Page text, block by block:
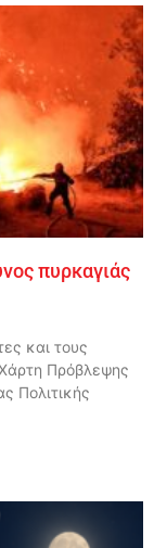
πυρκαγιάς
και τους
Πρόβλεψης
Πολιτικής